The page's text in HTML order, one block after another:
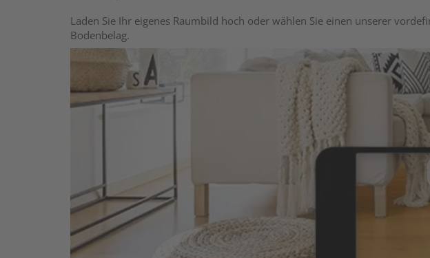
Laden Sie Ihr eigenes Raumbild hoch oder wählen Sie einen unserer
Bodenbelag.